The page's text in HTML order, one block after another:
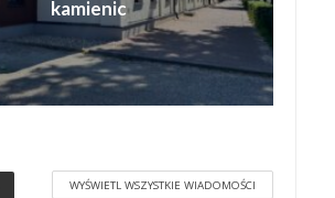
kamienic
WYŚWIETL WSZYSTKIE WIADOMOŚCI